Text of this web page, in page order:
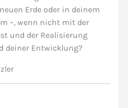
Erde oder in deinem
–, wenn nicht mit der
und der Realisierung
deiner Entwicklung?